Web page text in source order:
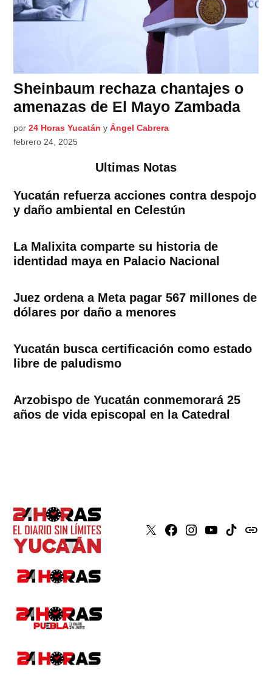
Sheinbaum rechaza chantajes o
amenazas de El Mayo Zambada
por 24 Horas Yucatán yÁngel Cabrera
febrero 24, 2025
Ultimas Notas
Yucatán refuerza acciones contra despojo
y daño ambiental en Celestún
La Malixita comparte su historia de
identidad maya en Palacio Nacional
Juez ordena a Meta pagar 567 millones de
dólares por daño a menores
Yucatán busca certificación como estado
libre de paludismo
Arzobispo de Yucatán conmemorará 25
años de vida episcopal en la Catedral
X Faceboook
Instagram
YoutubeTiktokissuu